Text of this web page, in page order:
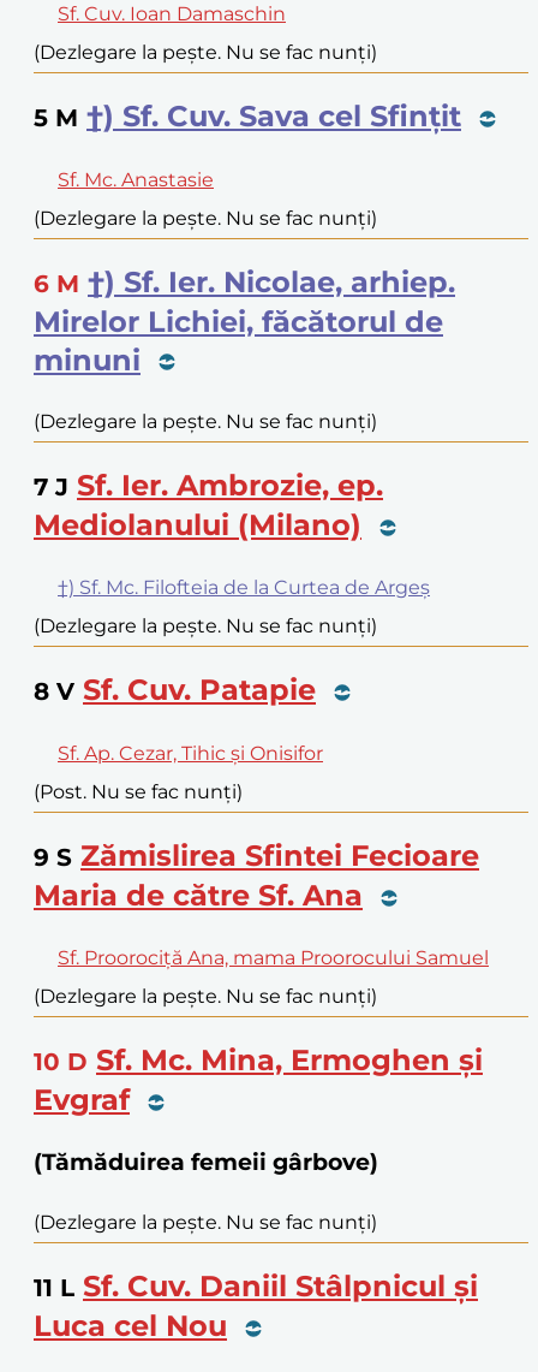
Sf. Cuv. Ioan Damaschin
(Dezlegare la pește. Nu se fac nunți)
5 M †) Sf. Cuv. Sava cel Sfințit
Sf. Mc. Anastasie
(Dezlegare la pește. Nu se fac nunți)
6 M †) Sf. Ier. Nicolae, arhiep.
Mirelor Lichiei, făcătorul de
minuni
(Dezlegare la pește. Nu se fac nunți)
7 J Sf. Ier. Ambrozie, ep.
Mediolanului (Milano)
†) Sf. Mc. Filofteia de la Curtea de Argeș
(Dezlegare la pește. Nu se fac nunți)
8 V Sf. Cuv. Patapie
Sf. Ap. Cezar, Tihic și Onisifor
(Post. Nu se fac nunți)
9 S Zămislirea Sfintei Fecioare
Maria de către Sf. Ana
Sf. Proorociță Ana, mama Proorocului Samuel
(Dezlegare la pește. Nu se fac nunți)
10 D Sf. Mc. Mina, Ermoghen și
Evgraf
(Tămăduirea femeii gârbove)
(Dezlegare la pește. Nu se fac nunți)
11 L Sf. Cuv. Daniil Stâlpnicul și
Luca cel Nou